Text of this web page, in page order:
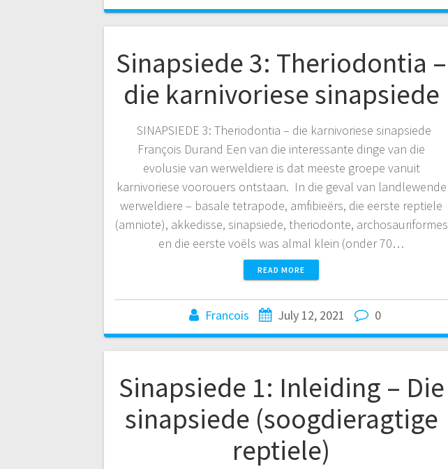
Sinapsiede 3: Theriodontia –
die karnivoriese sinapsiede
SINAPSIEDE 3: Theriodontia – die karnivoriese sinapsiede
François Durand Een van die interessante dinge van die
evolusie van werweldiere is dat meeste groepe vanuit
karnivoriese voorouers ontstaan. In die geval van landlewende
werweldiere – basale tetrapode, amfibieërs, die eerste reptiele
(amniote), akkedisse, sinapsiede, theriodonte, archosauriformes
en die eerste voëls was almal klein (onder 70…
READ MORE
Francois July 12, 2021 0
Sinapsiede 1: Inleiding – Die
sinapsiede (soogdieragtige
reptiele)